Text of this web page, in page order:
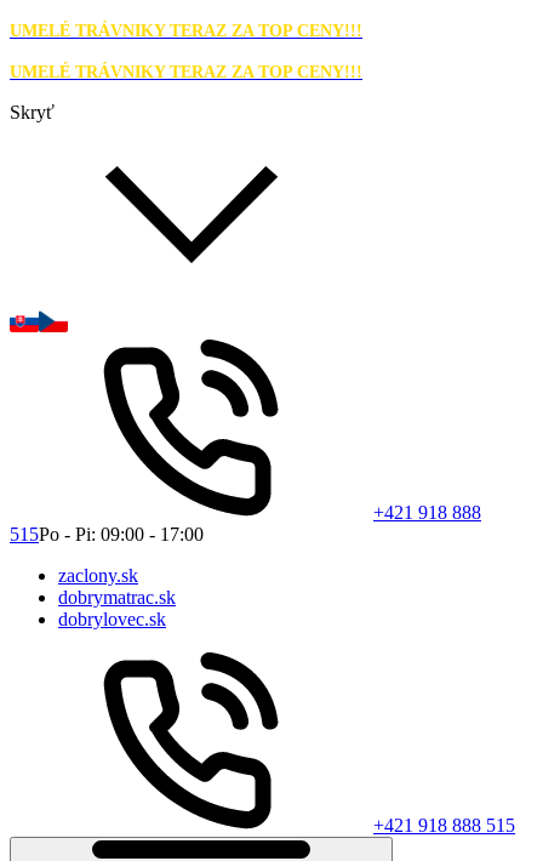
UMELÉ TRÁVNIKY TERAZ ZA TOP CENY!!!
UMELÉ TRÁVNIKY TERAZ ZA TOP CENY!!!
Skryť
+421 918 888
515Po - Pi: 09:00 - 17:00
zaclony.sk
dobrymatrac.sk
dobrylovec.sk
+421 918 888 515